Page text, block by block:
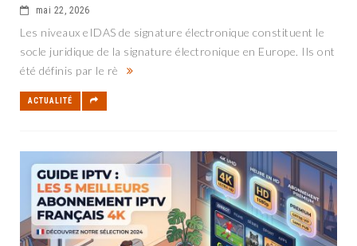
mai 22, 2026
Les niveaux eIDAS de signature électronique constituent le
socle juridique de la signature électronique en Europe. Ils ont
été définis par le rè
ACTUALITÉ